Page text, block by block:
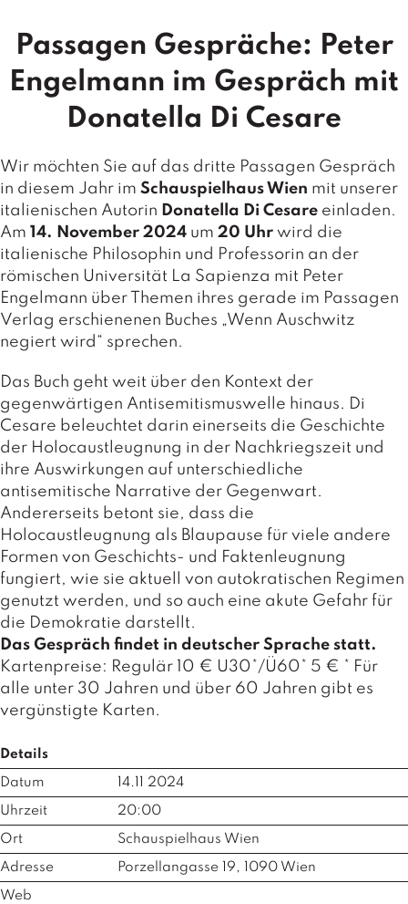
e
r
m
in
u
t
o
r
*i
n
n
e
n
V
rl
a
g
N
e
e
r
s
c
h
in
u
n
g
e
n
Passagen Gespräche: Peter
Engelmann im Gespräch mit
Donatella Di Cesare
Wir möchten Sie auf das dritte Passagen Gespräch
in diesem Jahr im Schauspielhaus Wien mit unserer
italienischen Autorin Donatella Di Cesare einladen.
Am 14. November 2024 um 20 Uhr wird die
italienische Philosophin und Professorin an der
römischen Universität La Sapienza mit Peter
Engelmann über Themen ihres gerade im Passagen
Verlag erschienenen Buches „Wenn Auschwitz
negiert wird“ sprechen.
Das Buch geht weit über den Kontext der
gegenwärtigen Antisemitismuswelle hinaus. Di
Cesare beleuchtet darin einerseits die Geschichte
der Holocaustleugnung in der Nachkriegszeit und
ihre Auswirkungen auf unterschiedliche
antisemitische Narrative der Gegenwart.
Andererseits betont sie, dass die
Holocaustleugnung als Blaupause für viele andere
Formen von Geschichts- und Faktenleugnung
fungiert, wie sie aktuell von autokratischen Regimen
genutzt werden, und so auch eine akute Gefahr für
die Demokratie darstellt.
Das Gespräch findet in deutscher Sprache statt.
Kartenpreise: Regulär 10 € U30*/Ü60* 5 € * Für
alle unter 30 Jahren und über 60 Jahren gibt es
vergünstigte Karten.
Details
Datum
14.11 2024
Uhrzeit
20:00
Ort
Schauspielhaus Wien
Adresse
Porzellangasse 19, 1090 Wien
Web